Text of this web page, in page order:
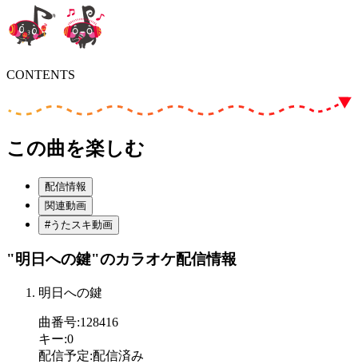
CONTENTS
この曲を楽しむ
配信情報
関連動画
#うたスキ動画
"明日への鍵"のカラオケ配信情報
明日への鍵
曲番号:128416
キー:0
配信予定:配信済み